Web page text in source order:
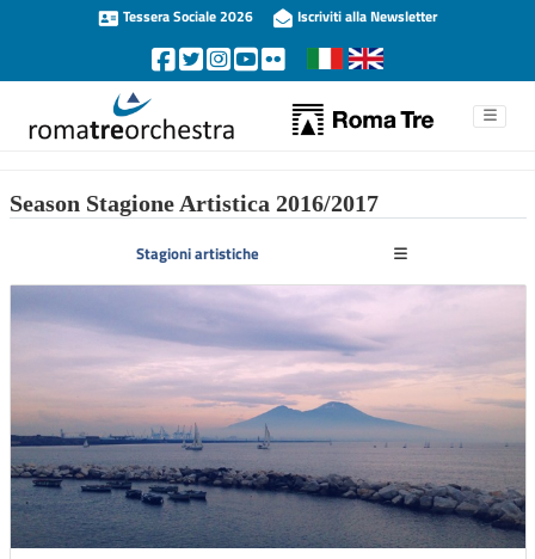
Tessera Sociale 2026 Iscriviti alla Newsletter
Season Stagione Artistica 2016/2017
Stagioni artistiche